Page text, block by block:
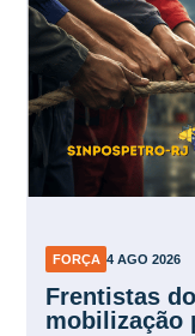
FORÇA 4 AGO 2026
Frentistas
mobilização